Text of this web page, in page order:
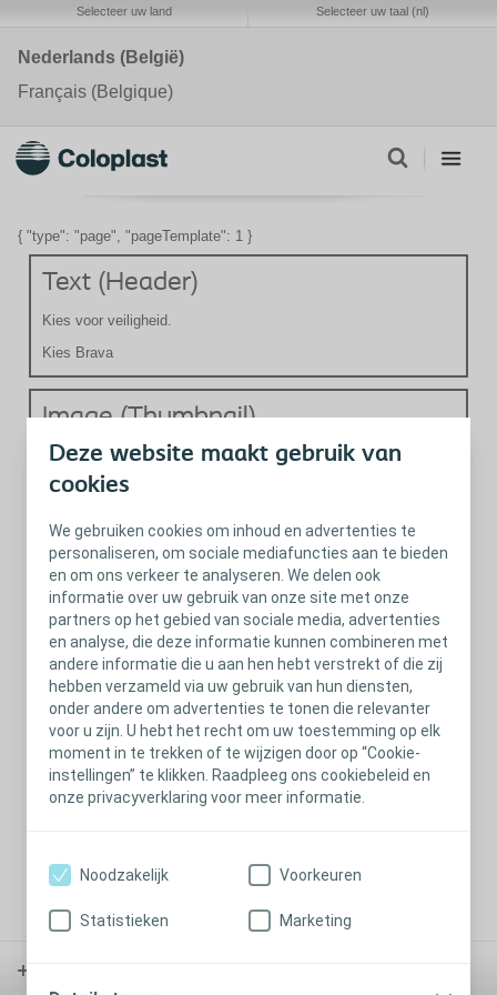
Deze website maakt gebruik van
cookies
We gebruiken cookies om inhoud en advertenties te
personaliseren, om sociale mediafuncties aan te bieden
en om ons verkeer te analyseren. We delen ook
informatie over uw gebruik van onze site met onze
partners op het gebied van sociale media, advertenties
en analyse, die deze informatie kunnen combineren met
andere informatie die u aan hen hebt verstrekt of die zij
hebben verzameld via uw gebruik van hun diensten,
onder andere om advertenties te tonen die relevanter
voor u zijn. U hebt het recht om uw toestemming op elk
moment in te trekken of te wijzigen door op “Cookie-
instellingen” te klikken. Raadpleeg ons cookiebeleid en
onze privacyverklaring voor meer informatie.
Noodzakelijk Voorkeuren
Statistieken Marketing
Selecteer uw land Selecteer uw taal (nl)
Nederlands (België)
Français (Belgique)
{ "type": "page", "pageTemplate": 1 }
Text (Header)
Kies voor veiligheid.
Kies Brava
Image (Thumbnail)
/Global/07_app_docs/Brava/Brava_thumb1.jpg
Image (Background)
/Global/07_app_docs/Brava/Page-2.png